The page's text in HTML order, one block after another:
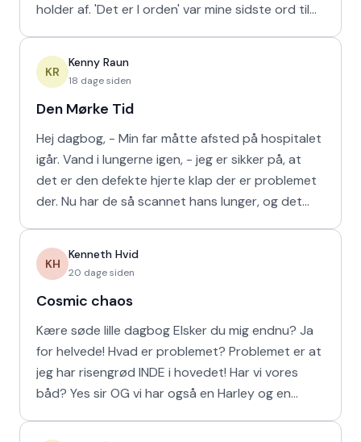
holder af. 'Det er I orden' var mine sidste ord til
KR
Kenny Raun
18 dage siden
Den Mørke Tid
Hej dagbog, - Min far måtte afsted på hospitalet
igår. Vand i lungerne igen, - jeg er sikker på, at
det er den defekte hjerte klap der er problemet
der. Nu har de så scannet hans lunger, og det
KH
Kenneth Hvid
20 dage siden
Cosmic chaos
Kære søde lille dagbog Elsker du mig endnu? Ja
for helvede! Hvad er problemet? Problemet er at
jeg har risengrød INDE i hovedet! Har vi vores
båd? Yes sir OG vi har også en Harley og en